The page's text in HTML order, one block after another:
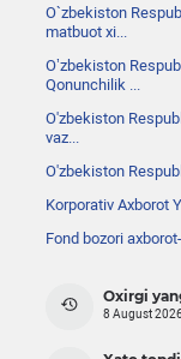
O`zbekiston
matbuot xi...
Oʼzbekiston
Qonunchilik ...
O'zbekiston
vaz...
O'zbekiston
Korporativ Axborot
Fond bozori
Oxirgi
8 August